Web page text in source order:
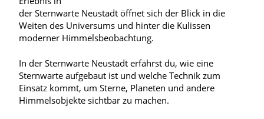
der Sternwarte Neustadt öffnet sich der Blick in die
Weiten des Universums und hinter die Kulissen
moderner Himmelsbeobachtung.
In der Sternwarte Neustadt erfährst du, wie eine
Sternwarte aufgebaut ist und welche Technik zum
Einsatz kommt, um Sterne, Planeten und andere
Himmelsobjekte sichtbar zu machen.